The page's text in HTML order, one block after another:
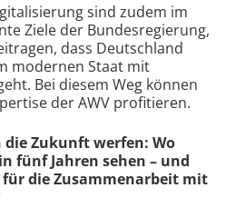
sind zudem im
Ziele der Bundesregierung,
dass Deutschland
modernen Staat mit
Bei diesem Weg können
der AWV profitieren.
die Zukunft werfen: Wo
fünf Jahren sehen – und
für die Zusammenarbeit mit